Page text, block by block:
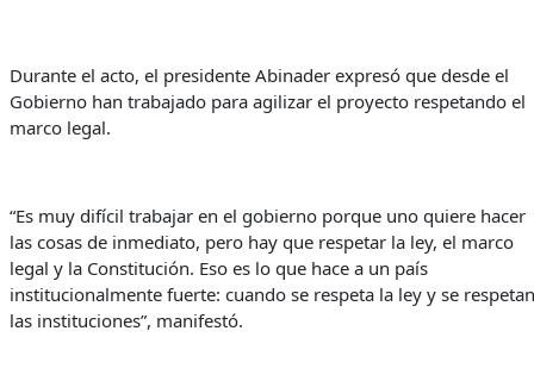
Durante el acto, el presidente Abinader expresó que desde el
Gobierno han trabajado para agilizar el proyecto respetando el
marco legal.
“Es muy difícil trabajar en el gobierno porque uno quiere hacer
las cosas de inmediato, pero hay que respetar la ley, el marco
legal y la Constitución. Eso es lo que hace a un país
institucionalmente fuerte: cuando se respeta la ley y se respetan
las instituciones”, manifestó.